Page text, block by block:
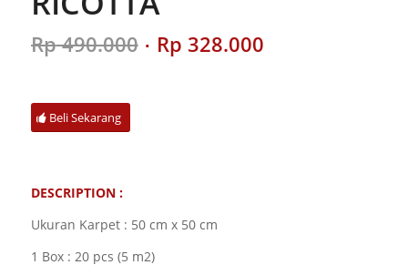
Rp490.000 Original
price
Rp 328.000Current
Beli Sekarang
DESCRIPTION :
Ukuran Karpet : 50 cm x 50 cm
1 Box : 20 pcs (5 m2)